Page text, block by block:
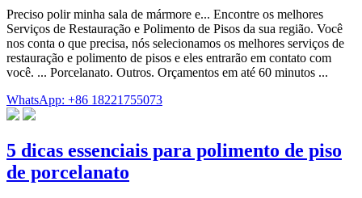
Preciso polir minha sala de mármore e... Encontre os melhores
Serviços de Restauração e Polimento de Pisos da sua região. Você
nos conta o que precisa, nós selecionamos os melhores serviços de
restauração e polimento de pisos e eles entrarão em contato com
você. ... Porcelanato. Outros. Orçamentos em até 60 minutos ...
WhatsApp: +86 18221755073
5 dicas essenciais para polimento de piso
de porcelanato